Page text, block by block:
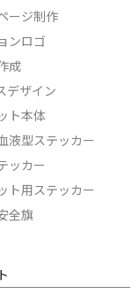
ージ制作
ンロゴ
成
デザイン
ト本体
液型ステッカー
ッカー
ト用ステッカー
全旗